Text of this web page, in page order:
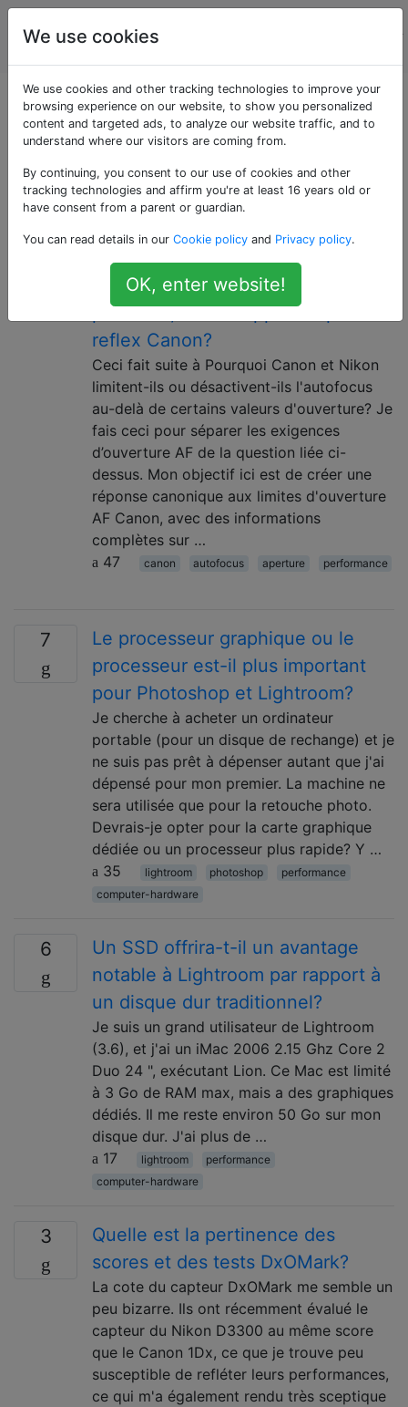
La
photographie
Questions marquées
«performance»
4
Quelles sont les ouvertures
requises pour permettre la mise au
point automatique, y compris la
mise au point croisée ou haute
précision, sur les appareils photo
reflex Canon?
Ceci fait suite à Pourquoi Canon et Nikon
limitent-ils ou désactivent-ils l'autofocus
au-delà de certains valeurs d'ouverture? Je
fais ceci pour séparer les exigences
d’ouverture AF de la question liée ci-
dessus. Mon objectif ici est de créer une
réponse canonique aux limites d'ouverture
AF Canon, avec des informations
complètes sur …
47
canon autofocus aperture performance
7
Le processeur graphique ou le
processeur est-il plus important
pour Photoshop et Lightroom?
Je cherche à acheter un ordinateur
portable (pour un disque de rechange) et je
ne suis pas prêt à dépenser autant que j'ai
dépensé pour mon premier. La machine ne
sera utilisée que pour la retouche photo.
Devrais-je opter pour la carte graphique
dédiée ou un processeur plus rapide? Y …
35
lightroom photoshop
performance
computer-hardware
6
Un SSD offrira-t-il un avantage
notable à Lightroom par rapport à
un disque dur traditionnel?
Je suis un grand utilisateur de Lightroom
(3.6), et j'ai un iMac 2006 2.15 Ghz Core 2
Duo 24 ", exécutant Lion. Ce Mac est limité
à 3 Go de RAM max, mais a des graphiques
dédiés. Il me reste environ 50 Go sur mon
disque dur. J'ai plus de …
17
lightroom
performance
computer-hardware
3
Quelle est la pertinence des
scores et des tests DxOMark?
La cote du capteur DxOMark me semble un
peu bizarre. Ils ont récemment évalué le
capteur du Nikon D3300 au même score
que le Canon 1Dx, ce que je trouve peu
susceptible de refléter leurs performances,
ce qui m'a également rendu très sceptique
We use cookies
We use cookies and other tracking technologies to improve your
browsing experience on our website, to show you personalized
content and targeted ads, to analyze our website traffic, and to
understand where our visitors are coming from.
By continuing, you consent to our use of cookies and other
tracking technologies and affirm you're at least 16 years old or
have consent from a parent or guardian.
You can read details in our Cookie policy and Privacy policy.
OK, enter website!